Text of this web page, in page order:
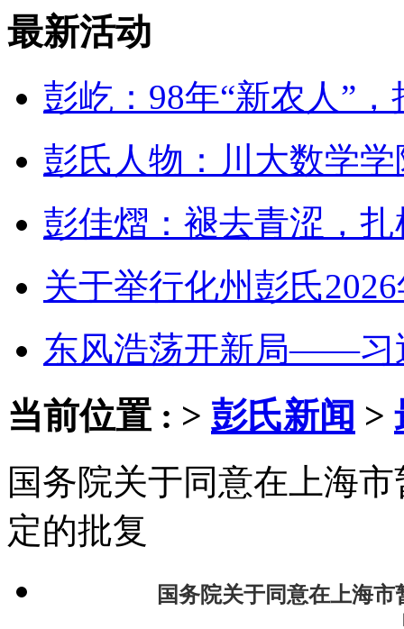
最新活动
彭屹：98年“新农人”，
彭氏人物：川大数学
彭佳熠：褪去青涩，
关于举行化州彭氏
东风浩荡开新局——习
当前位置 : > 彭氏新闻 >
国务院关于同意在上海
定的批复
国务院关于同意在上海市